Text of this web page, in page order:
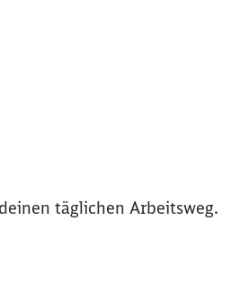
täglichen Arbeitsweg.